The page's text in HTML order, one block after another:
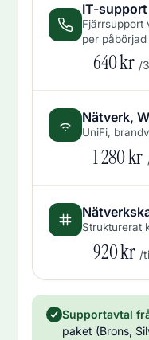
IT-
Fjärrsupport
per
640 kr /
Nätverk,
UniFi,
1 280 kr
Strukturerat
920 kr /
Supportavtal
paket (Brons,